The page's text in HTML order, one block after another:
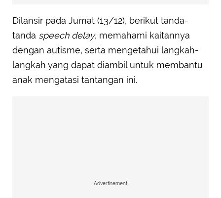
Dilansir pada Jumat (13/12), berikut tanda-
tanda speech delay, memahami kaitannya
dengan autisme, serta mengetahui langkah-
langkah yang dapat diambil untuk membantu
anak mengatasi tantangan ini.
Advertisement